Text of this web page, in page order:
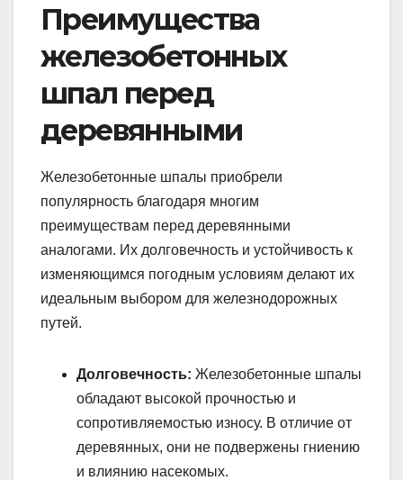
Преимущества
железобетонных
шпал перед
деревянными
Железобетонные шпалы приобрели
популярность благодаря многим
преимуществам перед деревянными
аналогами. Их долговечность и устойчивость к
изменяющимся погодным условиям делают их
идеальным выбором для железнодорожных
путей.
Долговечность: Железобетонные шпалы
обладают высокой прочностью и
сопротивляемостью износу. В отличие от
деревянных, они не подвержены гниению
и влиянию насекомых.